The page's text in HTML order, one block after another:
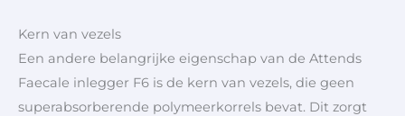
Kern van vezels
Een andere belangrijke eigenschap van de Attends
Faecale inlegger F6 is de kern van vezels, die geen
superabsorberende polymeerkorrels bevat. Dit zorgt